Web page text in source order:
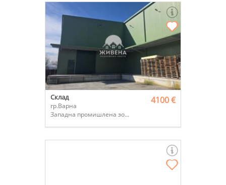
Склад
гр.Варна
Западна промишлена зона
4100 €